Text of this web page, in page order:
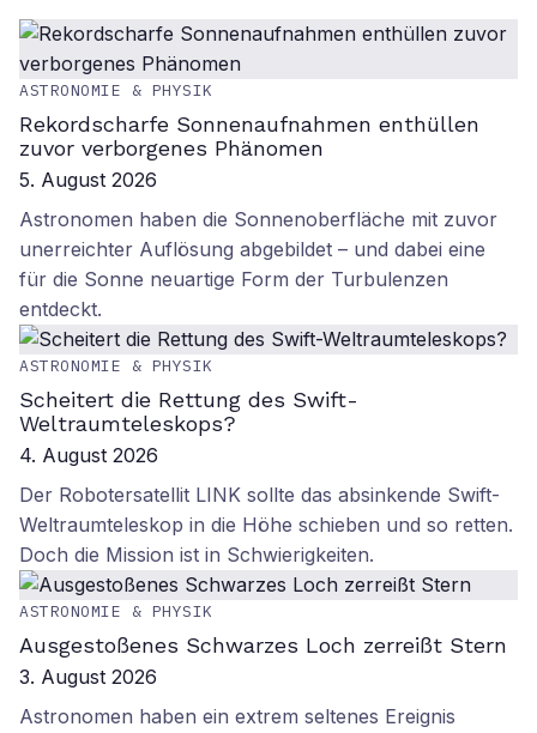
ASTRONOMIE & PHYSIK
Rekordscharfe Sonnenaufnahmen enthüllen
zuvor verborgenes Phänomen
5. August 2026
Astronomen haben die Sonnenoberfläche mit zuvor
unerreichter Auflösung abgebildet – und dabei eine
für die Sonne neuartige Form der Turbulenzen
entdeckt.
ASTRONOMIE & PHYSIK
Scheitert die Rettung des Swift-
Weltraumteleskops?
4. August 2026
Der Robotersatellit LINK sollte das absinkende Swift-
Weltraumteleskop in die Höhe schieben und so retten.
Doch die Mission ist in Schwierigkeiten.
ASTRONOMIE & PHYSIK
Ausgestoßenes Schwarzes Loch zerreißt Stern
3. August 2026
Astronomen haben ein extrem seltenes Ereignis